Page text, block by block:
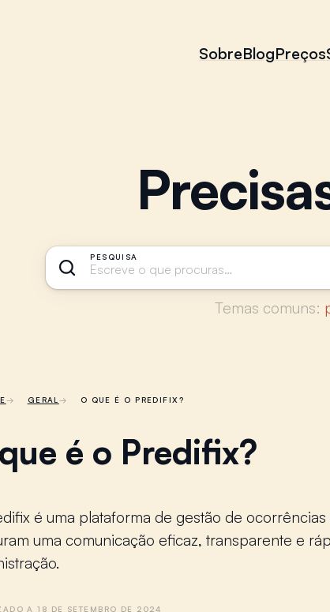
SobreBlogPreços
PESQUISA
Temas comuns:
GERAL O QUE É O PREDIFIX?
é o Predifix?
é uma plataforma de gestão de
uma comunicação eficaz, transparente e
A 18 DE SETEMBRO DE 2024